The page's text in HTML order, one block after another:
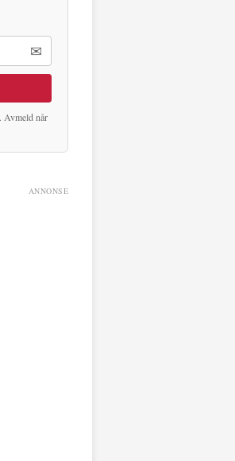
✉
Avmeld når
ANNONSE